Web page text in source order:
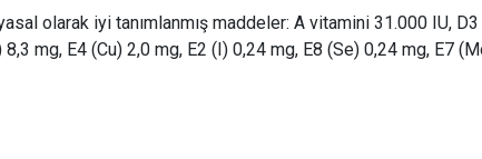
olarak iyi tanımlanmış maddeler: A vitamini 31.000 IU,
mg, E4 (Cu) 2,0 mg, E2 (I) 0,24 mg, E8 (Se) 0,24 mg, E7